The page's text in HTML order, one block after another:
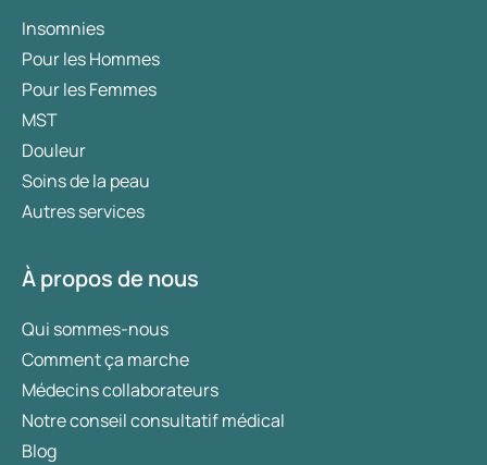
Insomnies
Pour les Hommes
Pour les Femmes
MST
Douleur
Soins de la peau
Autres services
À propos de nous
Qui sommes-nous
Comment ça marche
Médecins collaborateurs
Notre conseil consultatif médical
Blog